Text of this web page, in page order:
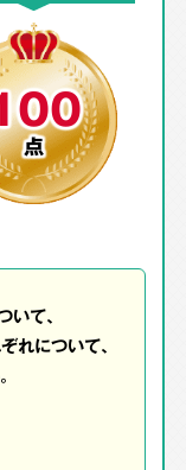
点
いて、
れについて、